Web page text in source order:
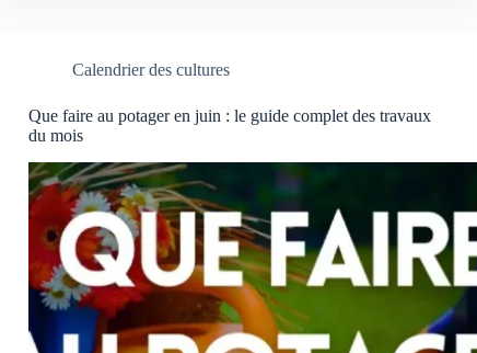
en
juillet
votre
complet
Calendrier des cultures
Que faire au potager en juin : le guide complet des travaux
du mois